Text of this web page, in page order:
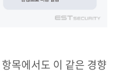
항목에서도 이 같은 경향